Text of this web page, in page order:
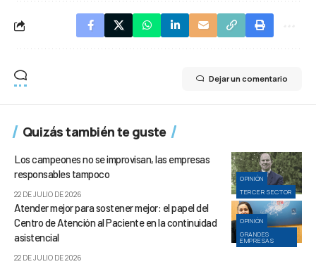
Dejar un comentario
Quizás también te guste
OPINIÓN
TERCER SECTOR
Los campeones no se improvisan, las empresas
responsables tampoco
22 DE JULIO DE 2026
OPINIÓN
GRANDES
EMPRESAS
Atender mejor para sostener mejor: el papel del
Centro de Atención al Paciente en la continuidad
asistencial
22 DE JULIO DE 2026